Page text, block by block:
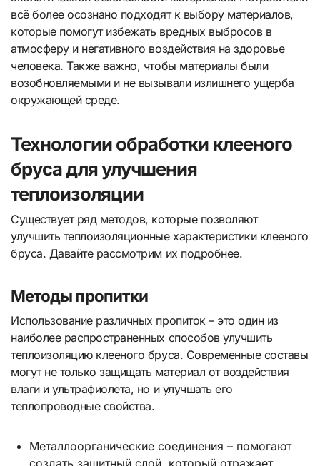
всё более осознано подходят к выбору материалов,
которые помогут избежать вредных выбросов в
атмосферу и негативного воздействия на здоровье
человека. Также важно, чтобы материалы были
возобновляемыми и не вызывали излишнего ущерба
окружающей среде.
Технологии обработки клееного
бруса для улучшения
теплоизоляции
Существует ряд методов, которые позволяют
улучшить теплоизоляционные характеристики клееного
бруса. Давайте рассмотрим их подробнее.
Методы пропитки
Использование различных пропиток – это один из
наиболее распространенных способов улучшить
теплоизоляцию клееного бруса. Современные составы
могут не только защищать материал от воздействия
влаги и ультрафиолета, но и улучшать его
теплопроводные свойства.
Металлоорганические соединения – помогают
создать защитный слой, который отражает